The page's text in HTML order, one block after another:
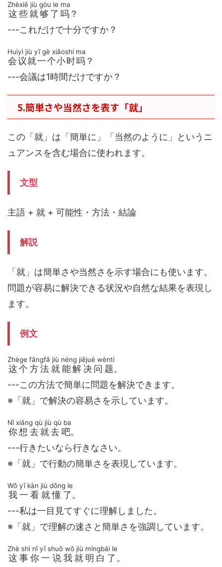
这些就够了吗
Zhèxiē jiù gòu le ma
？
---これだけで十分ですか？
会议就一个小时吗
Huìyì jiù yī gè xiǎoshí ma
？
---会議は1時間だけですか？
5.簡単さや当然さを表す「就」
この「就」は「簡単に」「当然のように」というニ
ュアンスを含む場合に使われます。
文型
主語 + 就 + 可能性・方法・結論
解説
「就」は簡単さや当然さを示す場合にも使います。
問題が容易に解決できる状況や自然な結果を表現し
ます。
例文
这个方法就能解决问题
Zhège fāngfǎ jiù néng jiějué wèntí
。
---この方法で簡単に問題を解決できます。
※「就」で解決の容易さを示しています。
你想去就去吧
Nǐ xiǎng qù jiù qù ba
。
---行きたいなら行きなさい。
※「就」で行動の簡単さを表現しています。
我一看就懂了
Wǒ yī kàn jiù dǒng le
。
---私は一目見てすぐに理解しました。
※「就」で理解の速さと簡単さを強調しています。
这事你一说我就明白了
Zhè shì nǐ yī shuō wǒ jiù míngbái le
。